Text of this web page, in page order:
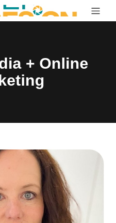
+ Online